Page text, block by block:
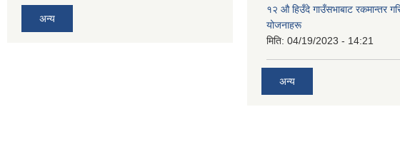
अन्य
१२ औ हिउँदे गाउँसभाबाट रकमान्तर
योजनाहरू
मिति: 04/19/2023 - 14:21
अन्य